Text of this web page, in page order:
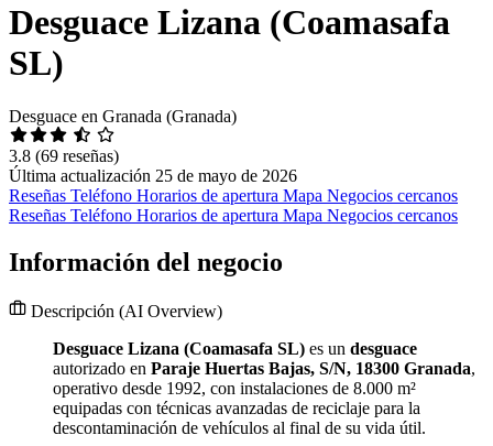
Desguace Lizana (Coamasafa
SL)
Desguace en Granada (Granada)
3.8 (69 reseñas)
Última actualización 25 de mayo de 2026
Reseñas Teléfono Horarios de apertura Mapa Negocios cercanos
Reseñas Teléfono Horarios de apertura Mapa Negocios cercanos
Información del negocio
Descripción (AI Overview)
Desguace Lizana (Coamasafa SL) es un desguace
autorizado en Paraje Huertas Bajas, S/N, 18300 Granada,
operativo desde 1992, con instalaciones de 8.000 m²
equipadas con técnicas avanzadas de reciclaje para la
descontaminación de vehículos al final de su vida útil.